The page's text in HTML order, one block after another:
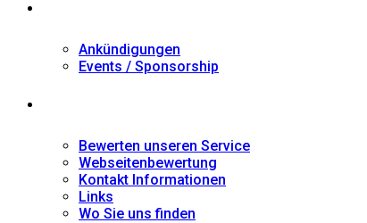
Ankündigungen
Events / Sponsorship
Bewerten unseren Service
Webseitenbewertung
Kontakt Informationen
Links
Wo Sie uns finden